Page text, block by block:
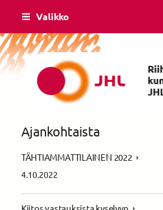
Siirry
sisältöön
Valikko
Riihimäen
Ajankohtaista
TÄHTIAMMATTILAINEN 2022
4.10.2022